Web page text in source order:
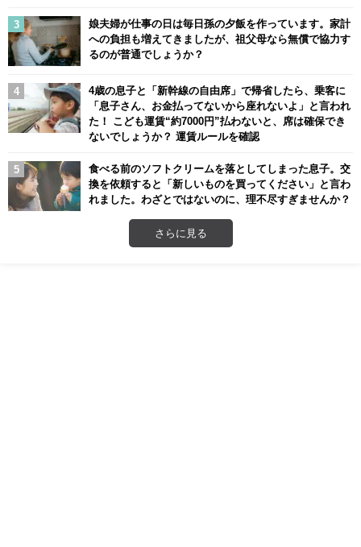
娘夫婦が仕事の日は毎日孫の夕飯を作っています。家計
への負担も増えてきましたが、祖父母なら無償で協力す
るのが普通でしょうか？
4歳の息子と「新幹線の自由席」で帰省したら、乗客に
「息子さん、お金払ってないから座れないよ」と言われ
た！ こども運賃“約7000円”払わないと、席は確保でき
ないでしょうか？ 運賃ルールを確認
食べる前のソフトクリームを落としてしまった息子。交
換を依頼すると「新しいものを買ってください」と言わ
れました。わざとではないのに、理不尽すぎませんか？
さらに見る